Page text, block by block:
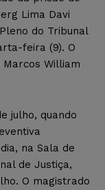
Lima Davi
do Tribunal
feira (9). O
William
julho, quando
na Sala de
de Justiça,
O magistrado